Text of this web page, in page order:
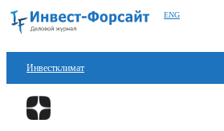
ENG
Инвестклимат
Финансы